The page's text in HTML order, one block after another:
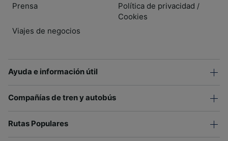
Prensa
Viajes de negocios
Política de privacidad /
Cookies
Ayuda e información útil
Compañías de tren y autobús
Rutas Populares